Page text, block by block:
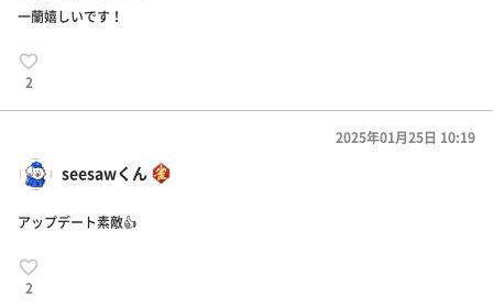
一蘭嬉しいです！
2
seesawくん
2025年01月25日 10:19
アップデート素敵👍
2